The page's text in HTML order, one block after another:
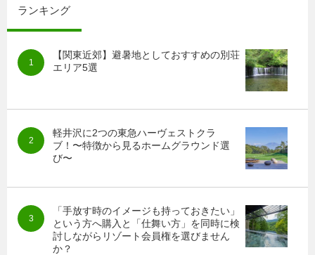
ランキング
【関東近郊】避暑地としておすすめの別荘
エリア5選
軽井沢に2つの東急ハーヴェストクラ
ブ！〜特徴から見るホームグラウンド選
び〜
「手放す時のイメージも持っておきたい」
という方へ購入と「仕舞い方」を同時に検
討しながらリゾート会員権を選びません
か？